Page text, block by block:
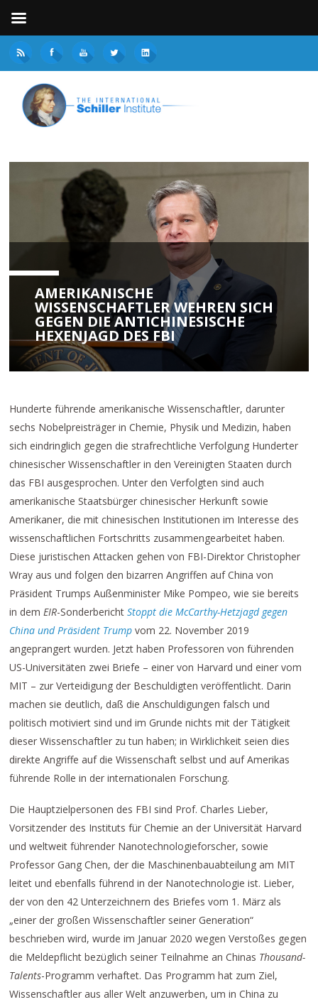
AMERIKANISCHE
WISSENSCHAFTLER WEHREN SICH
GEGEN DIE ANTICHINESISCHE
HEXENJAGD DES FBI
Hunderte führende amerikanische Wissenschaftler, darunter
sechs Nobelpreisträger in Chemie, Physik und Medizin, haben
sich eindringlich gegen die strafrechtliche Verfolgung Hunderter
chinesischer Wissenschaftler in den Vereinigten Staaten durch
das FBI ausgesprochen. Unter den Verfolgten sind auch
amerikanische Staatsbürger chinesischer Herkunft sowie
Amerikaner, die mit chinesischen Institutionen im Interesse des
wissenschaftlichen Fortschritts zusammengearbeitet haben.
Diese juristischen Attacken gehen von FBI-Direktor Christopher
Wray aus und folgen den bizarren Angriffen auf China von
Präsident Trumps Außenminister Mike Pompeo, wie sie bereits
in demEIR-SonderberichtStoppt die McCarthy-Hetzjagd gegen
China und Präsident Trump vom 22. November 2019
angeprangert wurden. Jetzt haben Professoren von führenden
US-Universitäten zwei Briefe – einer von Harvard und einer vom
MIT – zur Verteidigung der Beschuldigten veröffentlicht. Darin
machen sie deutlich, daß die Anschuldigungen falsch und
politisch motiviert sind und im Grunde nichts mit der Tätigkeit
dieser Wissenschaftler zu tun haben; in Wirklichkeit seien dies
direkte Angriffe auf die Wissenschaft selbst und auf Amerikas
führende Rolle in der internationalen Forschung.
Die Hauptzielpersonen des FBI sind Prof. Charles Lieber,
Vorsitzender des Instituts für Chemie an der Universität Harvard
und weltweit führender Nanotechnologieforscher, sowie
Professor Gang Chen, der die Maschinenbauabteilung am MIT
leitet und ebenfalls führend in der Nanotechnologie ist. Lieber,
der von den 42 Unterzeichnern des Briefes vom 1. März als
„einer der großen Wissenschaftler seiner Generation“
beschrieben wird, wurde im Januar 2020 wegen Verstoßes gegen
die Meldepflicht bezüglich seiner Teilnahme an Chinas Thousand-
Talents-Programm verhaftet. Das Programm hat zum Ziel,
Wissenschaftler aus aller Welt anzuwerben, um in China zu